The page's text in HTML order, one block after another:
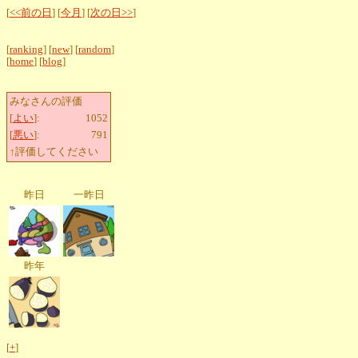
[<<前の日 ] [今月 ] [次の日>>]
[ranking] [new] [random]
[home] [blog]
みなさんの評価
[よい]:
1052
[悪い]:
791
↑評価してください
昨日 一昨日
昨年
[+]